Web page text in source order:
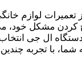
تعمیرات لوازم
کردن مشکل خود، می
ال جی انتخاب
شما، با تجربه